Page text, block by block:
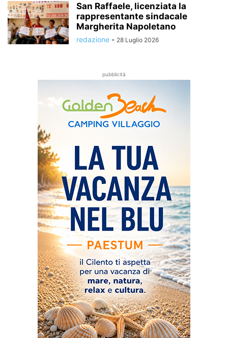
San Raffaele, licenziata la
rappresentante sindacale
Margherita Napoletano
redazione - 28 Luglio 2026
pubblicità